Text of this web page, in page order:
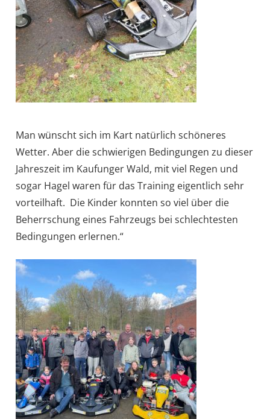
Man wünscht sich im Kart natürlich schöneres
Wetter. Aber die schwierigen Bedingungen zu dieser
Jahreszeit im Kaufunger Wald, mit viel Regen und
sogar Hagel waren für das Training eigentlich sehr
vorteilhaft. Die Kinder konnten so viel über die
Beherrschung eines Fahrzeugs bei schlechtesten
Bedingungen erlernen.“